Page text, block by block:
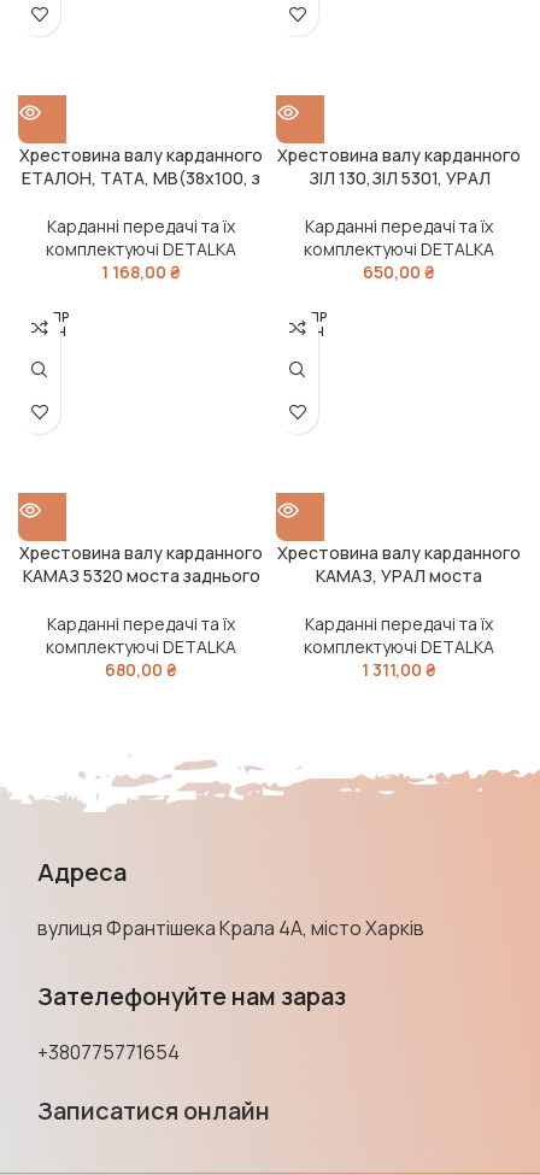
Хрестовина валу карданного
ЕТАЛОН, ТАТА, MB(38х100, з
кільцями) (DETALKA)
Карданні передачі та їх
комплектуючі DETALKA
1 168,00 ₴
Хрестовина валу карданного
ЗІЛ 130,ЗІЛ 5301, УРАЛ
маслянкою) (DETALKA)
Карданні передачі та їх
комплектуючі DETALKA
650,00 ₴
РОЗПР
ОДАН
Хрестовина валу карданного
КАМАЗ 5320 моста заднього
(DETALKA)
Карданні передачі та їх
комплектуючі DETALKA
680,00 ₴
РОЗПР
ОДАН
Хрестовина валу карданного
КАМАЗ, УРАЛ моста
маслянкою) (DETALKA)
Карданні передачі та їх
комплектуючі DETALKA
1 311,00 ₴
Адреса
вулиця Франтішека Крала 4А, місто Харків
Зателефонуйте нам зараз
+380775771654
Записатися онлайн